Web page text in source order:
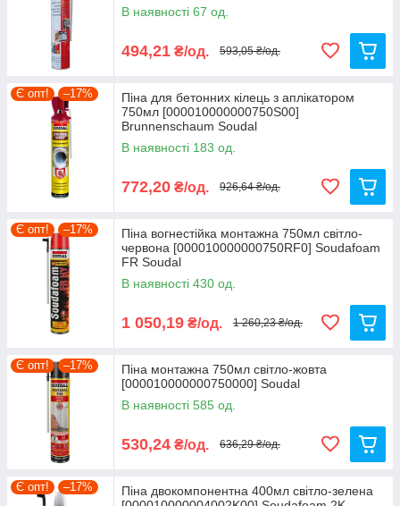
В наявності 67 од.
494,21 ₴/од. 593,05 ₴/од.
Є опт! –17%
Піна для бетонних кілець з аплікатором
750мл [000010000000750S00]
Brunnenschaum Soudal
В наявності 183 од.
772,20 ₴/од. 926,64 ₴/од.
Є опт! –17%
Піна вогнестійка монтажна 750мл світло-
червона [000010000000750RF0] Soudafoam
FR Soudal
В наявності 430 од.
1 050,19 ₴/од. 1 260,23 ₴/од.
Є опт! –17%
Піна монтажна 750мл світло-жовта
[000010000000750000] Soudal
В наявності 585 од.
530,24 ₴/од. 636,29 ₴/од.
Є опт! –17%
Піна двокомпонентна 400мл світло-зелена